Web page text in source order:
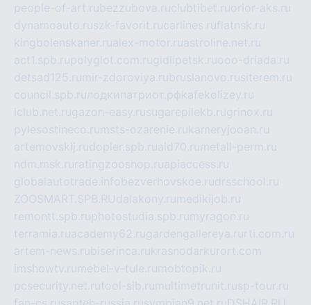
people-of-art.rubezzubova.ruclubtibet.ruorior-aks.ru
dynamoauto.ruszk-favorit.rucarlines.ruflatnsk.ru
kingbolenskaner.rualex-motor.ruastroline.net.ru
act1.spb.rupolyglot.com.rugidlipetsk.ruooo-driada.ru
detsad125.ru mir-zdoroviya.rubruslanovo.rusiterem.ru
council.spb.ruлодкипатриот.рфkafekolizey.ru
iclub.net.rugazon-easy.rusugarepilekb.rugrinox.ru
pylesostineco.ru msts-ozarenie.rukameryjooan.ru
artemovskij.rudopler.spb.ruaid70.ru metall-perm.ru
ndm.msk.ru ratingzooshop.ruapiaccess.ru
globalautotrade.info bezverhovskoe.rudrsschool.ru
ZOOSMART.SPB.RUdalakony.ru medikijob.ru
remontt.spb.ruphotostudia.spb.ru myragon.ru
terramia.ruacademy62.rugardengallereya.ru rti.com.ru
artem-news.rubiserinca.rukrasnodarkurort.com
imshowtv.ru mebel-v-tule.ru mobtopik.ru
pcsecurity.net.rutool-sib.ru multimetrunit.rusp-tour.ru